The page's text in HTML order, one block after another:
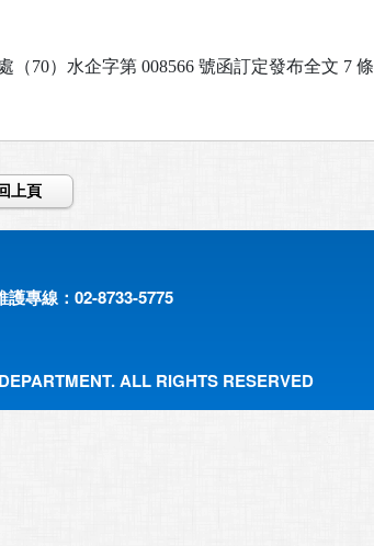
70）水企字第 008566 號函訂定發布全文 7 條
上頁
專線：02-8733-5775
ALL RIGHTS RESERVED